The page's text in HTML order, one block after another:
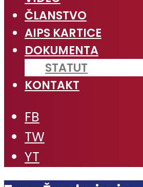
ČLANSTVO
AIPS KARTICE
DOKUMENTA
STATUT
KONTAKT
FB
TW
YT